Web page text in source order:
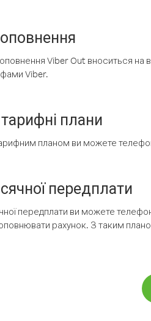
Viber Out вноситься на
Viber.
плани
планом ви можете
передплати
передплати ви можете
рахунок. З таким